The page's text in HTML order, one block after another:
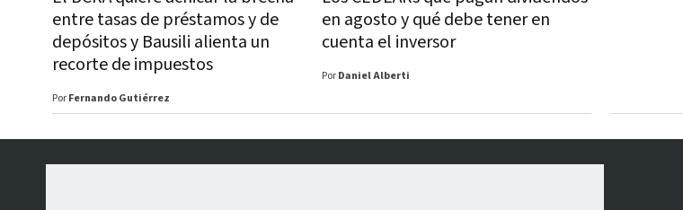
entre tasas de préstamos y de
depósitos y Bausili alienta un
recorte de impuestos
Por Fernando Gutiérrez
en agosto y qué debe tener en
cuenta el inversor
Por Daniel Alberti